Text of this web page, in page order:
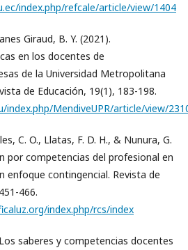
index.php/refcale/article/view/1404
Giraud, B. Y. (2021).
en los docentes de
de la Universidad Metropolitana
de Educación, 19(1), 183-198.
index.php/MendiveUPR/article/view/
C. O., Llatas, F. D. H., & Nunura, G.
por competencias del profesional en
enfoque contingencial. Revista de
466.
index.php/rcs/index
saberes y competencias docentes